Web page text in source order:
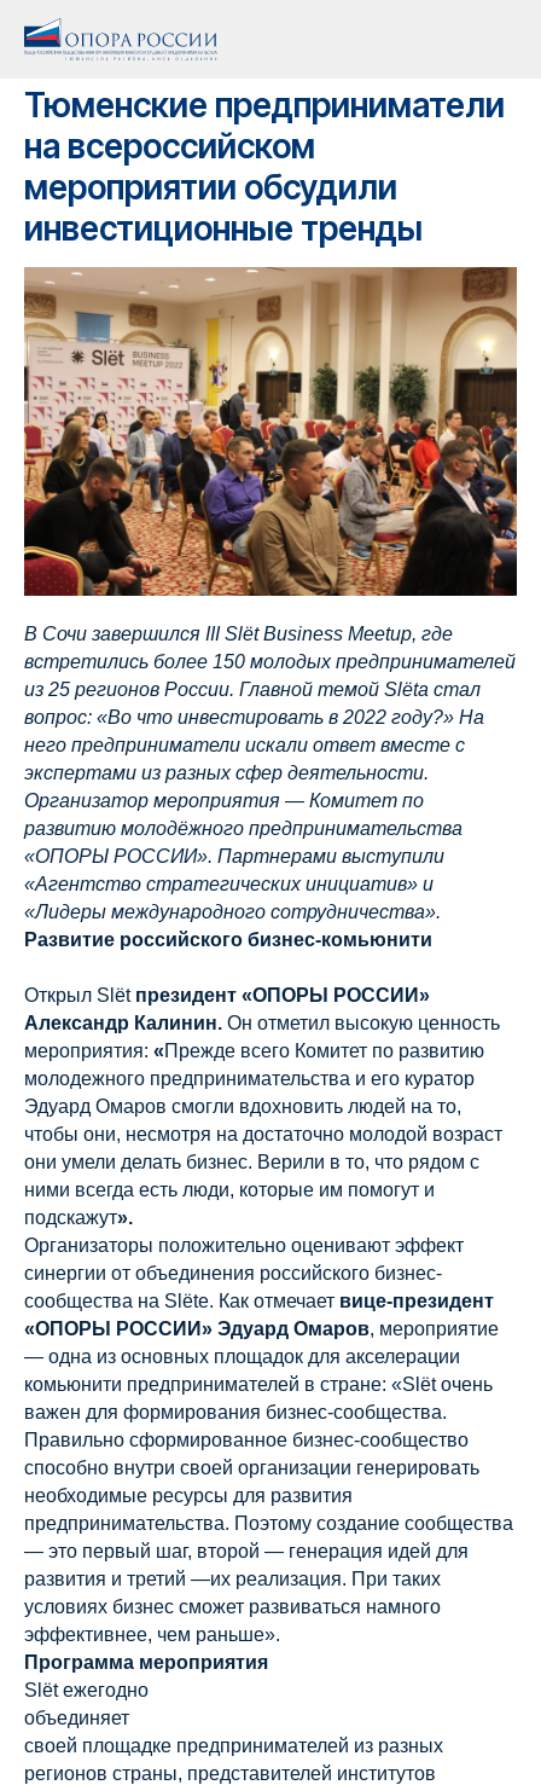
Тюменские предприниматели
на всероссийском
мероприятии обсудили
инвестиционные тренды
В Сочи завершился III Slёt Business Meetup, где
встретились более 150 молодых предпринимателей
из 25 регионов России. Главной темой Slёtа стал
вопрос: «Во что инвестировать в 2022 году?» На
него предприниматели искали ответ вместе с
экспертами из разных сфер деятельности.
Организатор мероприятия — Комитет по
развитию молодёжного предпринимательства
«ОПОРЫ РОССИИ». Партнерами выступили
«Агентство стратегических инициатив» и
«Лидеры международного сотрудничества».
Развитие российского бизнес-комьюнити
Открыл Slёt президент «ОПОРЫ РОССИИ»
Александр Калинин. Он отметил высокую ценность
мероприятия: «Прежде всего Комитет по развитию
молодежного предпринимательства и его куратор
Эдуард Омаров смогли вдохновить людей на то,
чтобы они, несмотря на достаточно молодой возраст
они умели делать бизнес. Верили в то, что рядом с
ними всегда есть люди, которые им помогут и
подскажут».
Организаторы положительно оценивают эффект
синергии от объединения российского бизнес-
сообщества на Slёte. Как отмечает вице-президент
«ОПОРЫ РОССИИ» Эдуард Омаров, мероприятие
— одна из основных площадок для акселерации
комьюнити предпринимателей в стране: «Slёt очень
важен для формирования бизнес-сообщества.
Правильно сформированное бизнес-сообщество
способно внутри своей организации генерировать
необходимые ресурсы для развития
предпринимательства. Поэтому создание сообщества
— это первый шаг, второй — генерация идей для
развития и третий —их реализация. При таких
условиях бизнес сможет развиваться намного
эффективнее, чем раньше».
Программа мероприятия
Slёt ежегодно
своей площадке предпринимателей из разных
регионов страны, представителей институтов